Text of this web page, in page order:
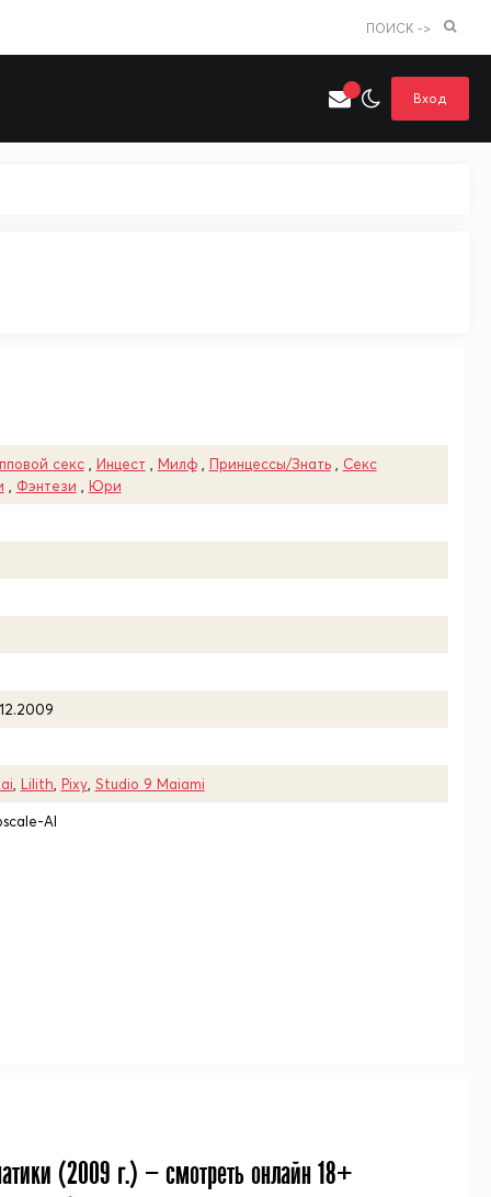
ПОИСК ->
Вход
секс, Инцест Милф, Принцессы/Знать, Секс
Фэнтези Юри
Lilith Pixy, Studio 9 Maiami
AI
(2009 г.) — смотреть онлайн 18+